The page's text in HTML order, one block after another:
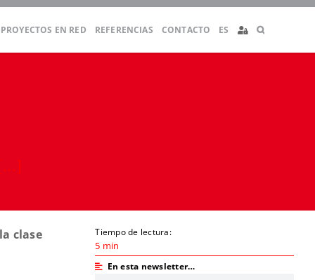
PROYECTOS EN RED REFERENCIAS CONTACTO ES
clase Tiempo de lectura:
5 min
En esta newsletter…